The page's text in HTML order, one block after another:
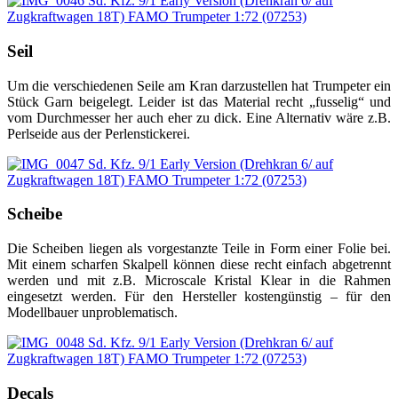
Seil
Um die verschiedenen Seile am Kran darzustellen hat Trumpeter ein
Stück Garn beigelegt. Leider ist das Material recht „fusselig“ und
vom Durchmesser her auch eher zu dick. Eine Alternativ wäre z.B.
Perlseide aus der Perlenstickerei.
Scheibe
Die Scheiben liegen als vorgestanzte Teile in Form einer Folie bei.
Mit einem scharfen Skalpell können diese recht einfach abgetrennt
werden und mit z.B. Microscale Kristal Klear in die Rahmen
eingesetzt werden. Für den Hersteller kostengünstig – für den
Modellbauer unproblematisch.
Decals